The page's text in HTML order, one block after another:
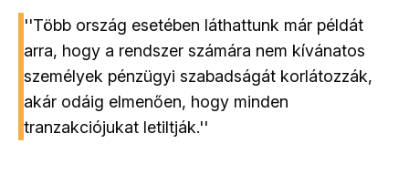
''Több ország esetében láthattunk már példát
arra, hogy a rendszer számára nem kívánatos
személyek pénzügyi szabadságát korlátozzák,
akár odáig elmenően, hogy minden
tranzakciójukat letiltják.''